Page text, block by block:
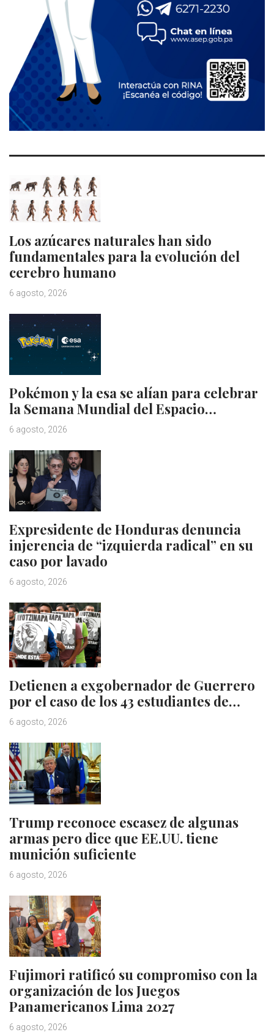
Los azúcares naturales han sido
fundamentales para la evolución del
cerebro humano
6 agosto, 2026
Pokémon y la esa se alían para celebrar
la Semana Mundial del Espacio…
6 agosto, 2026
Expresidente de Honduras denuncia
injerencia de “izquierda radical” en su
caso por lavado
6 agosto, 2026
Detienen a exgobernador de Guerrero
por el caso de los 43 estudiantes de…
6 agosto, 2026
Trump reconoce escasez de algunas
armas pero dice que EE.UU. tiene
munición suficiente
6 agosto, 2026
Fujimori ratificó su compromiso con la
organización de los Juegos
Panamericanos Lima 2027
6 agosto, 2026